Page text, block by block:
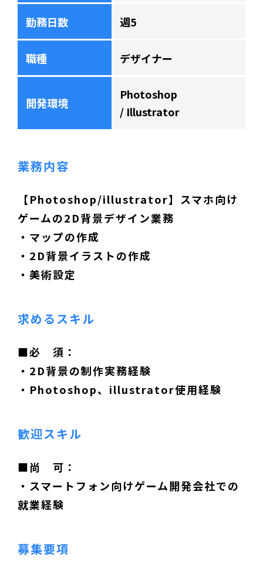
勤務日数 週5
職種 デザイナー
開発環境
Photoshop
Illustrator
業務内容
【Photoshop/illustrator】スマホ向け
ゲームの2D背景デザイン業務
・マップの作成
・2D背景イラストの作成
・美術設定
求めるスキル
■必 須：
・2D背景の制作実務経験
・Photoshop、illustrator使用経験
歓迎スキル
■尚 可：
・スマートフォン向けゲーム開発会社での
就業経験
募集要項